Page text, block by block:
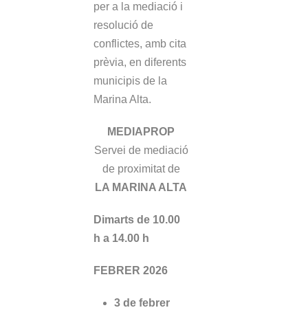
per a la mediació i
resolució de
conflictes, amb cita
prèvia, en diferents
municipis de la
Marina Alta.
MEDIAPROP
Servei de mediació
de proximitat de
LA MARINA ALTA
Dimarts de 10.00
h a 14.00 h
FEBRER 2026
3 de febrer